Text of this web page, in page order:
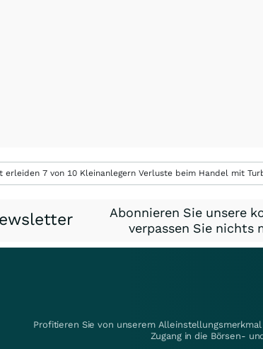
erleiden 7 von 10 Kleinanlegern Verluste beim Handel mit
Abonnieren Sie unsere
verpassen Sie nichts
Profitieren Sie von unserem
Zugang in die Börsen-